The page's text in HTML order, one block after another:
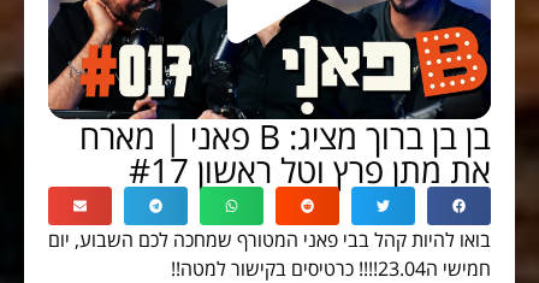
בן בן ברוך מציג: B פאני | מארח
את מתן פרץ וטל ראשון #17
בואו להיות קהל בבי פאני המטורף שמחכה לכם השבוע, יום
חמישי ה23.04!!!! כרטיסים בקישור למטה!!